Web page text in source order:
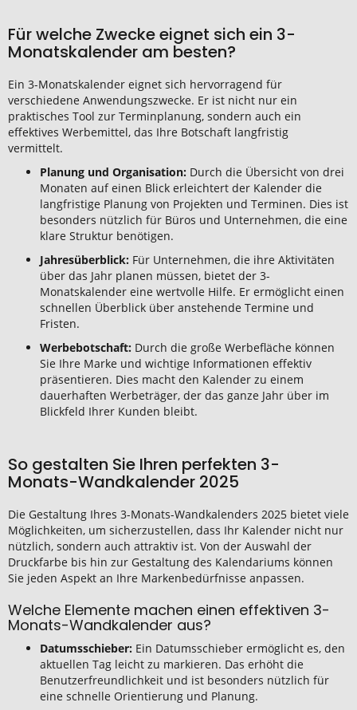
Für welche Zwecke eignet sich ein 3-
Monatskalender am besten?
Ein 3-Monatskalender eignet sich hervorragend für
verschiedene Anwendungszwecke. Er ist nicht nur ein
praktisches Tool zur Terminplanung, sondern auch ein
effektives Werbemittel, das Ihre Botschaft langfristig
vermittelt.
Planung und Organisation: Durch die Übersicht von drei
Monaten auf einen Blick erleichtert der Kalender die
langfristige Planung von Projekten und Terminen. Dies ist
besonders nützlich für Büros und Unternehmen, die eine
klare Struktur benötigen.
Jahresüberblick: Für Unternehmen, die ihre Aktivitäten
über das Jahr planen müssen, bietet der 3-
Monatskalender eine wertvolle Hilfe. Er ermöglicht einen
schnellen Überblick über anstehende Termine und
Fristen.
Werbebotschaft: Durch die große Werbefläche können
Sie Ihre Marke und wichtige Informationen effektiv
präsentieren. Dies macht den Kalender zu einem
dauerhaften Werbeträger, der das ganze Jahr über im
Blickfeld Ihrer Kunden bleibt.
So gestalten Sie Ihren perfekten 3-
Monats-Wandkalender 2025
Die Gestaltung Ihres 3-Monats-Wandkalenders 2025 bietet viele
Möglichkeiten, um sicherzustellen, dass Ihr Kalender nicht nur
nützlich, sondern auch attraktiv ist. Von der Auswahl der
Druckfarbe bis hin zur Gestaltung des Kalendariums können
Sie jeden Aspekt an Ihre Markenbedürfnisse anpassen.
Welche Elemente machen einen effektiven 3-
Monats-Wandkalender aus?
Datumsschieber: Ein Datumsschieber ermöglicht es, den
aktuellen Tag leicht zu markieren. Das erhöht die
Benutzerfreundlichkeit und ist besonders nützlich für
eine schnelle Orientierung und Planung.